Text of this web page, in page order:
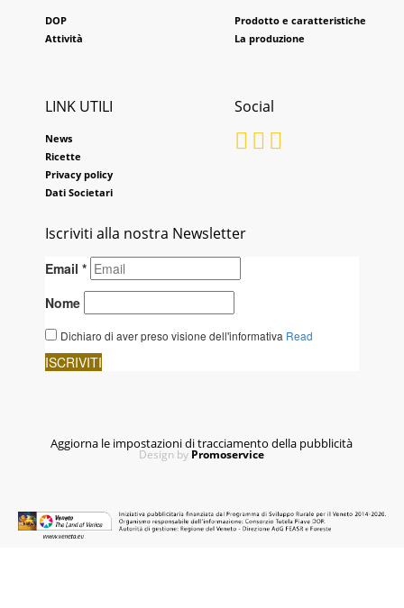
DOP
Attività
Prodotto e caratteristiche
La produzione
Social
LINK UTILI
News
Ricette
Privacy policy
Dati Societari
Iscriviti alla nostra Newsletter
Aggiorna le impostazioni di tracciamento della pubblicità
Design by Promoservice